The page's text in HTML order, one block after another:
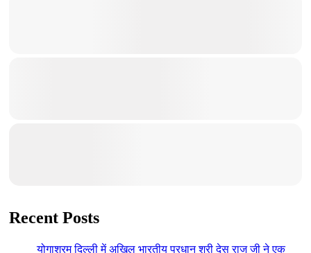
Recent Posts
योगाश्रम दिल्ली में अखिल भारतीय प्रधान श्री देस राज जी ने एक